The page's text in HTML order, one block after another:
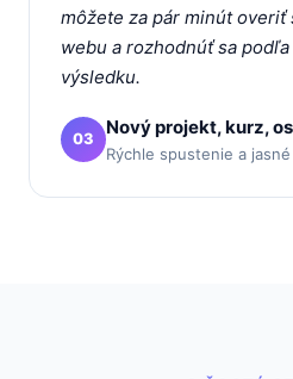
môžete za pár minút
webu a rozhodnúť sa
výsledku.
03
Nový projekt, kurz,
Rýchle spustenie a jasné